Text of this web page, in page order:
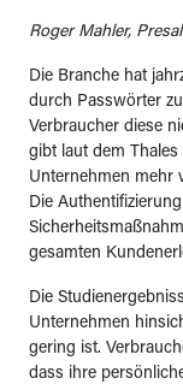
Roger Mahler,
Die Branche hat
durch Passwörter
Verbraucher diese
gibt laut dem
Unternehmen mehr
Die
gesamten
Die
Unternehmen
gering ist.
dass ihre